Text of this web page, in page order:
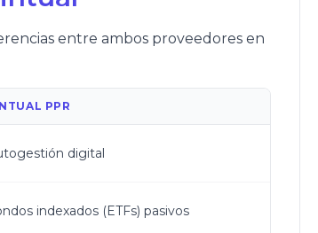
entre ambos proveedores en
PPR
digital
indexados (ETFs) pasivos